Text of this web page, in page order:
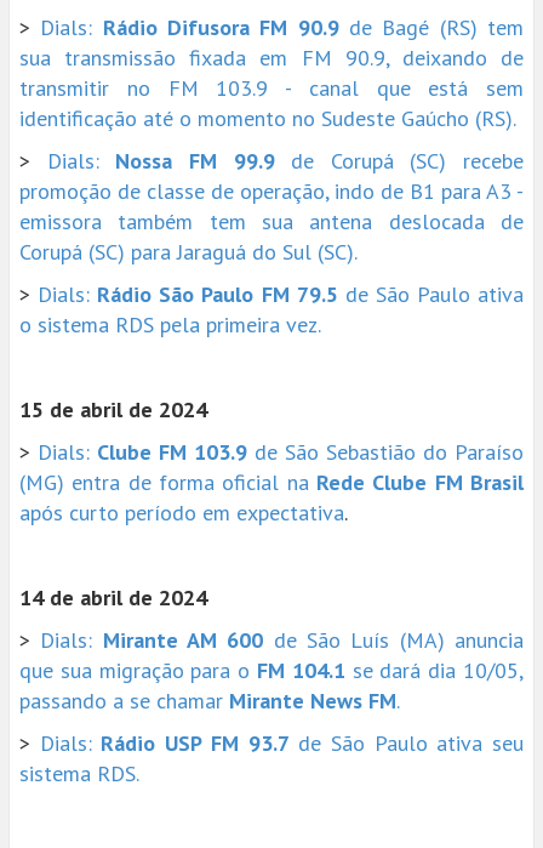
> Dials: Rádio Difusora FM 90.9de Bagé (RS) tem
sua transmissão fixada em FM 90.9, deixando de
transmitir no FM 103.9 - canal que está sem
identificação até o momento no Sudeste Gaúcho (RS).
>
Dials: Nossa FM 99.9de Corupá (SC) recebe
promoção de classe de operação, indo de B1 para A3 -
emissora também tem sua antena deslocada de
Corupá (SC) para Jaraguá do Sul (SC).
> Dials: Rádio São Paulo FM 79.5 de São Paulo ativa
o sistema RDS pela primeira vez.
15 de abril de 2024
> Dials: Clube FM 103.9 de São Sebastião do Paraíso
(MG) entra de forma oficial na Rede Clube FM Brasil
após curto período em expectativa.
14 de abril de 2024
> Dials: Mirante AM 600 de São Luís (MA) anuncia
que sua migração para o FM 104.1 se dará dia 10/05,
passando a se chamar Mirante News FM.
> Dials: Rádio USP FM 93.7 de São Paulo ativa seu
sistema RDS.